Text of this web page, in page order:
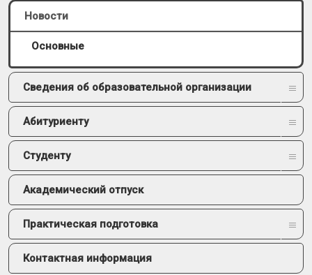
Новости
Основные
Сведения об образовательной организации
Абитуриенту
Студенту
Академический отпуск
Практическая подготовка
Контактная информация